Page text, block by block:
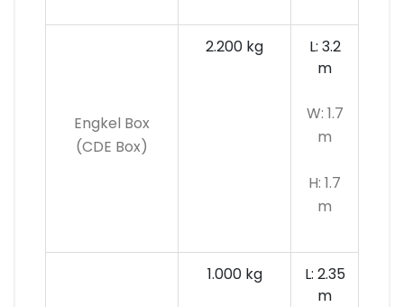
Engkel Box
(CDE Box)
2.200 kg
L: 3.2
m
W: 1.7
m
H: 1.7
m
1.000 kg
L: 2.35
m